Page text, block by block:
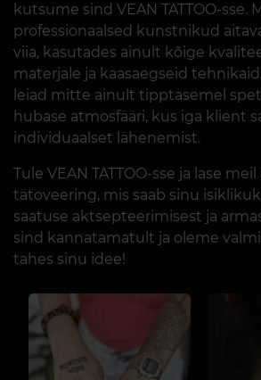
kutsume sind VEAN TATTOO-sse.
professionaalsed kunstnikud
viia, kasutades ainult kõige
materjale ja kaasaegseid tehnikaid.
leiad mitte ainult tipptasemel
hubase atmosfääri, kus iga klient
individuaalset lähenemist.
Tule VEAN TATTOO-sse ja lase
tätoveering, mis saab sinu
saatuse aktsepteerimisest ja
sind kannatamatult ja oleme
tahes sinu idee!